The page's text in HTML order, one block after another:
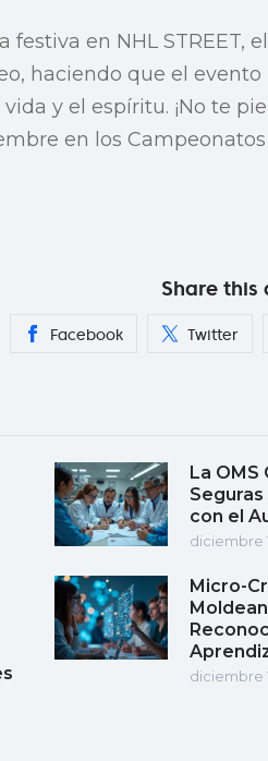
festiva en NHL
haciendo que el
y el espíritu. ¡No te
en los Campeonatos
Share this
Facebook Twitter
La OMS
con el
diciembre
Micro-
diciembre